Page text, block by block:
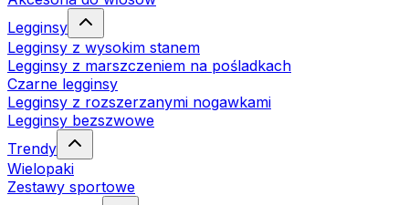
Legginsy
Legginsy z wysokim stanem
Legginsy z marszczeniem na pośladkach
Czarne legginsy
Legginsy z rozszerzanymi nogawkami
Legginsy bezszwowe
Trendy
Wielopaki
Zestawy sportowe